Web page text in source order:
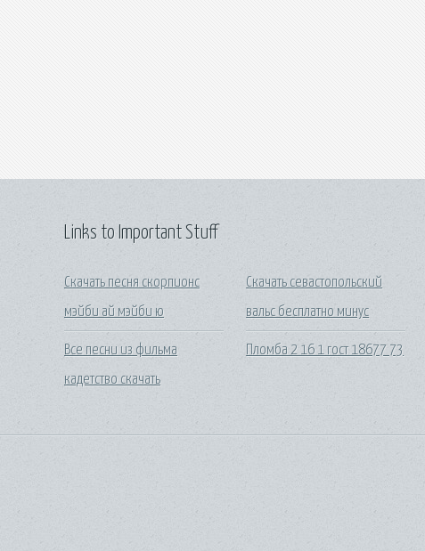
Links to Important Stuff
Скачать песня скорпионс
мэйби ай мэйби ю
Все песни из фильма
кадетство скачать
Скачать севастопольский
вальс бесплатно минус
Пломба 2 16 1 гост 18677 73